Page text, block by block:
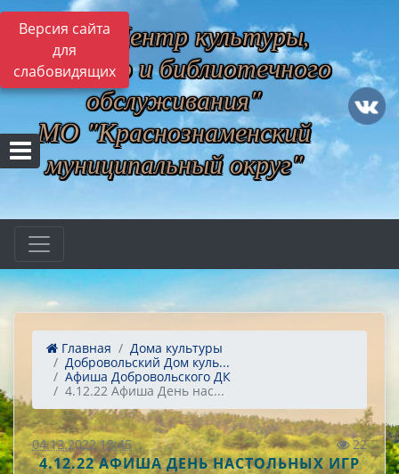
Версия сайта
для
слабовидящих
МБУ "Центр культуры,
музейного и библиотечного
обслуживания"
МО "Краснознаменский
муниципальный округ"
Главная
Дома культуры
Добровольский Дом куль...
Афиша Добровольского ДК
4.12.22 Афиша День нас...
04.12.2022 13:45 22
4.12.22 АФИША ДЕНЬ НАСТОЛЬНЫХ ИГР